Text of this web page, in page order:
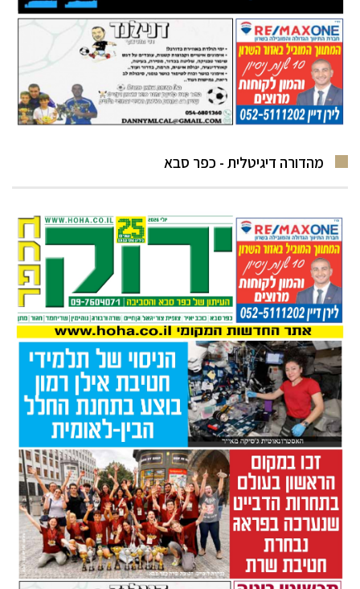
מהדורה דיגיטלית - כפר סבא